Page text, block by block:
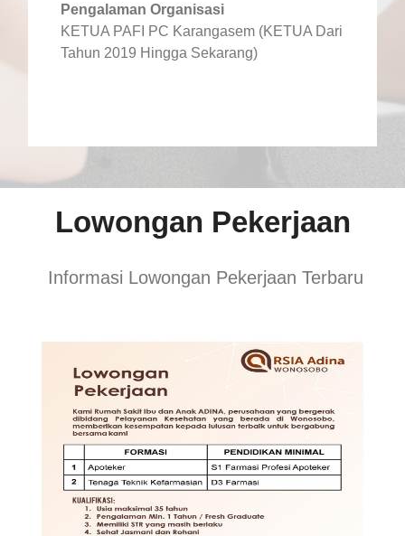
Pengalaman Organisasi
KETUA PAFI PC Karangasem (KETUA Dari
Tahun 2019 Hingga Sekarang)
Lowongan Pekerjaan
Informasi Lowongan Pekerjaan Terbaru
TENAGA TEKNIS
KEFARMASIAN DI RSIA ADINA
DIBUTUHKAN SEGERA TENAGA
TEKNIS KEFARMASIAN DI RUMAH
SAKIT IBU DAN ANAK ADINA